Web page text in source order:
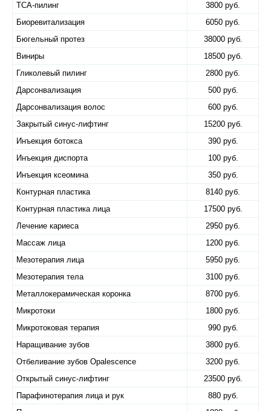
TCA-пилинг
3800 руб.
Биоревитализация
6050 руб.
Бюгельный протез
38000 руб.
Виниры
18500 руб.
Гликолевый пилинг
2800 руб.
Дарсонвализация
500 руб.
Дарсонвализация волос
600 руб.
Закрытый синус-лифтинг
15200 руб.
Инъекция ботокса
390 руб.
Инъекция диспорта
100 руб.
Инъекция ксеомина
350 руб.
Контурная пластика
8140 руб.
Контурная пластика лица
17500 руб.
Лечение кариеса
2950 руб.
Массаж лица
1200 руб.
Мезотерапия лица
5950 руб.
Мезотерапия тела
3100 руб.
Металлокерамическая коронка
8700 руб.
Микротоки
1800 руб.
Микротоковая терапия
990 руб.
Наращивание зубов
3800 руб.
Отбеливание зубов Оpalescence
3200 руб.
Открытый синус-лифтинг
23500 руб.
Парафинотерапия лица и рук
880 руб.